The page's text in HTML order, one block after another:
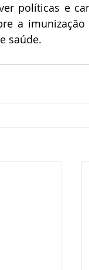
políticas e
a imunização
saúde.